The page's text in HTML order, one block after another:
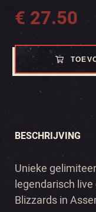
€ 27.50
BESCHRIJVING
Unieke
legendarisch
Blizzards in